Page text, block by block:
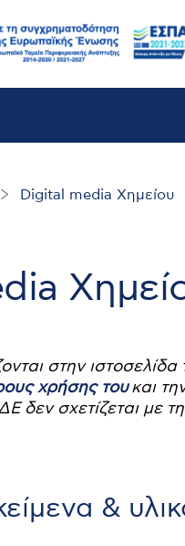
Digital media Χημείου
στην
χρήσης τουκαι
δεν σχετίζεται με
&